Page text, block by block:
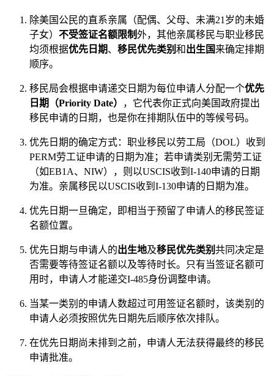
除美国公民的直系亲属（配偶、父母、未满21岁的未婚
子女） 不受签证名额限制外，其他亲属移民与职业移民
均须根据优先日期、 移民优先类别 和出生国 来确定排期
顺序。
移民局会根据申请递交日期为每位申请人分配一个优先
日期（Priority Date）
，它代表你正式向美国政府提出
移民申请的日期，也是你在排期队伍中的等候号码。
优先日期的确定方式：职业移民以劳工局（DOL）收到
PERM劳工证申请的日期为准；若申请类别无需劳工证
（如EB1A、NIW），则以USCIS收到I-140申请的日期
为准。亲属移民以USCIS收到I-130申请的日期为准。
优先日期一旦确定，即相当于预留了申请人的移民签证
名额位置。
优先日期与申请人的出生地及移民优先类别 共同决定是
否需要等待签证名额以及等待时长。只有当签证名额可
用时，申请人才能递交I-485身份调整申请。
当某一类别的申请人数超过可用签证名额时，该类别的
申请人必须按照优先日期先后顺序依次排队。
在优先日期尚未排到之前，申请人无法获得最终的移民
申请批准。